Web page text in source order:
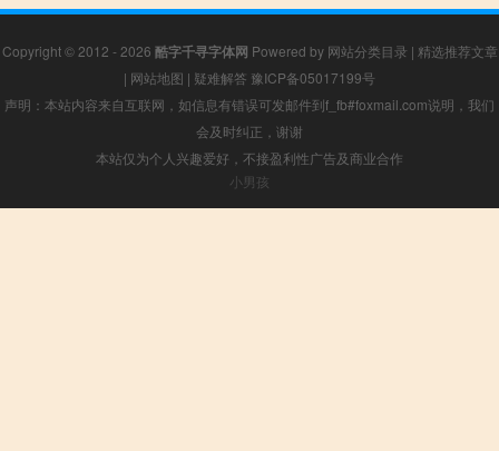
Copyright © 2012 - 2026 酷字千寻字体网 Powered by 网站分类目录 | 精选推荐文章
| 网站地图 | 疑难解答 豫ICP备05017199号
声明：本站内容来自互联网，如信息有错误可发邮件到f_fb#foxmail.com说明，我们
会及时纠正，谢谢
本站仅为个人兴趣爱好，不接盈利性广告及商业合作
小男孩